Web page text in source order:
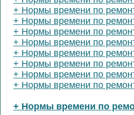
+ Нормы времени по
+ Нормы времени по
+ Нормы времени по
+ Нормы времени по
+ Нормы времени по
+ Нормы времени по
+ Нормы времени по
+ Нормы времени по
+ Нормы времени по